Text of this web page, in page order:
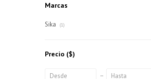
Marcas
Sika (1)
Precio ($)